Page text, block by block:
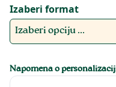
Izaberi format
Izaberi opciju ...
Napomena o